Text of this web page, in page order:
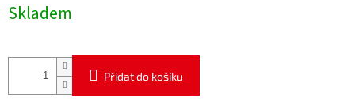
cena:
Skladem
Přidat do košíku